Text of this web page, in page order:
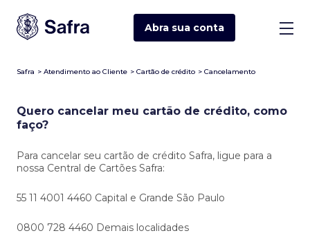
Abra sua conta
Safra > Atendimento ao Cliente > Cartão de crédito > Cancelamento
Quero cancelar meu cartão de crédito, como
faço?
Para cancelar seu cartão de crédito Safra, ligue para a
nossa Central de Cartões Safra:
55 11 4001 4460 Capital e Grande São Paulo
0800 728 4460 Demais localidades